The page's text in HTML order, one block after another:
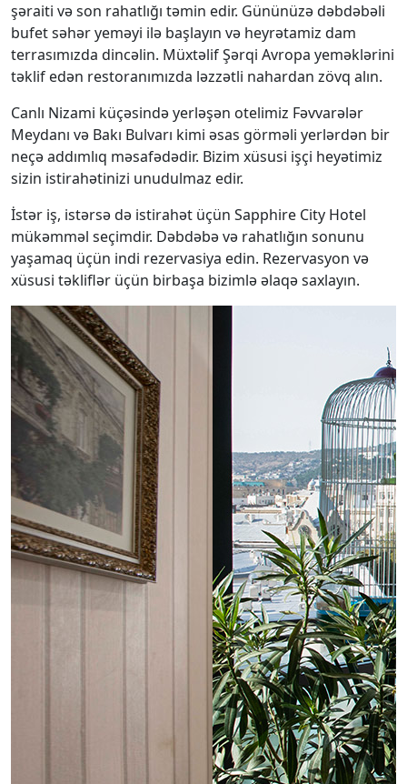
şəraiti və son rahatlığı təmin edir. Gününüzə dəbdəbəli
bufet səhər yeməyi ilə başlayın və heyrətamiz dam
terrasımızda dincəlin. Müxtəlif Şərqi Avropa yeməklərini
təklif edən restoranımızda ləzzətli nahardan zövq alın.
Canlı Nizami küçəsində yerləşən otelimiz Fəvvarələr
Meydanı və Bakı Bulvarı kimi əsas görməli yerlərdən bir
neçə addımlıq məsafədədir. Bizim xüsusi işçi heyətimiz
sizin istirahətinizi unudulmaz edir.
İstər iş, istərsə də istirahət üçün Sapphire City Hotel
mükəmməl seçimdir. Dəbdəbə və rahatlığın sonunu
yaşamaq üçün indi rezervasiya edin. Rezervasyon və
xüsusi təkliflər üçün birbaşa bizimlə əlaqə saxlayın.